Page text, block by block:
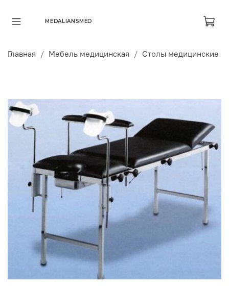
MEDALIANSMED
Главная Мебель медицинская Столы медицинские